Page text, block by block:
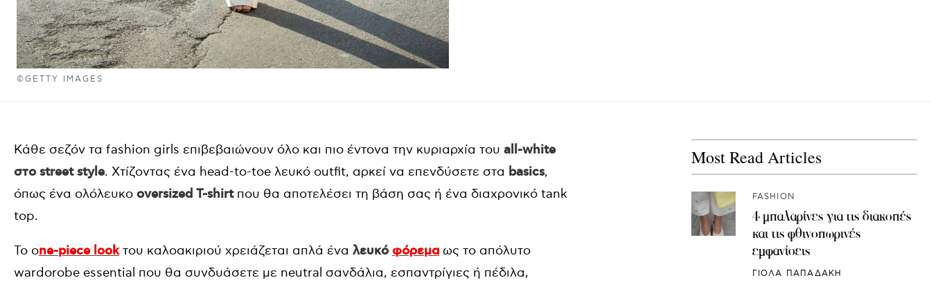
©GETTY IMAGES
Κάθε σεζόν τα fashion girls επιβεβαιώνουν όλο και πιο έντονα την κυριαρχία του all-white
στο street style. Χτίζοντας ένα head-to-toe λευκό outfit, αρκεί να επενδύσετε στα basics,
όπως ένα ολόλευκο oversized T-shirtπου θα αποτελέσει τη βάση σας ή ένα διαχρονικό tank
top.
Το one-piece lookτου καλοακιριού χρειάζεται απλά ένα λευκόφόρεμα ως το απόλυτο
wardorobe essential που θα συνδυάσετε με neutral σανδάλια, εσπαντρίγιες ή πέδιλα,
Most Read Articles
FASHION
4 μπαλαρίνες για τις διακοπές
και τις φθινοπωρινές
εμφανίσεις
ΓΙΟΛΑ ΠΑΠΑΔΑΚΗ